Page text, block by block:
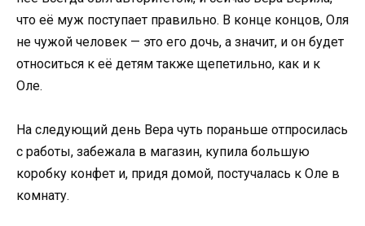
что её муж поступает правильно. В конце концов, Оля
не чужой человек — это его дочь, а значит, и он будет
относиться к её детям также щепетильно, как и к
Оле.
На следующий день Вера чуть пораньше отпросилась
с работы, забежала в магазин, купила большую
коробку конфет и, придя домой, постучалась к Оле в
комнату.